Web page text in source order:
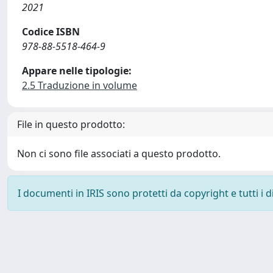
2021
Codice ISBN
978-88-5518-464-9
Appare nelle tipologie:
2.5 Traduzione in volume
File in questo prodotto:
Non ci sono file associati a questo prodotto.
I documenti in IRIS sono protetti da copyright e tutti i